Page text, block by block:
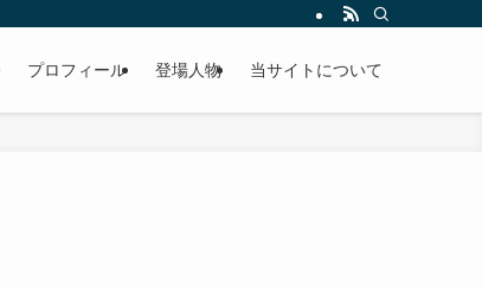
プロフィール 登場人物 当サイトについて